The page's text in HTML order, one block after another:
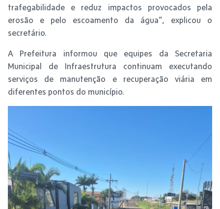
trafegabilidade e reduz impactos provocados pela
erosão e pelo escoamento da água”, explicou o
secretário.
A Prefeitura informou que equipes da Secretaria
Municipal de Infraestrutura continuam executando
serviços de manutenção e recuperação viária em
diferentes pontos do município.